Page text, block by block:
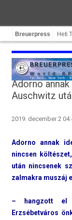
Breuerpress Heti
Adorno
Auschwitz
2019. december 2
Ador­no annak
nincs­en
után nincsenek
zalmak­ra muszáj
– han­gzott el
Erzsébetváros